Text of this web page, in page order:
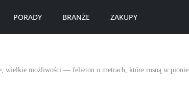
PORADY BRANŻE ZAKUPY
wielkie możliwości — felieton o metrach, które rosną w pionie